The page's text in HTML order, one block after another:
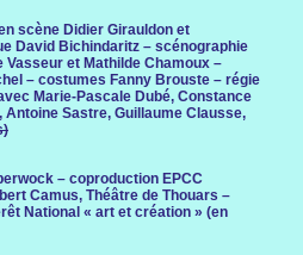
scène Didier Girauldon et
David Bichindaritz – scénographie
et Mathilde Chamoux –
– costumes Fanny Brouste – régie
Marie-Pascale Dubé, Constance
Sastre, Guillaume Clausse,
– coproduction EPCC
Camus, Théâtre de Thouars –
National « art et création » (en